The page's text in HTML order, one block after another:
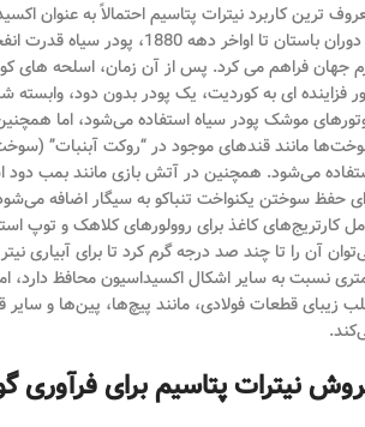
ترین کاربرد نیترات پتاسیم احتمالاً به عنوان
از دوران باستان تا اواخر دهه
جهان فراهم می کرد. پس از آن زمان، اسلحه های
فزاینده ای به کوردیت، یک پودر بدون دود، وابسته
موشک پودر سیاه استفاده می‌شود، اما
مانند قندهای موجود در “روکت آبنبات”
می‌شود. همچنین در آتش بازی مانند بمب
حفظ سوختن یکنواخت تنباکو به سیگار اضافه
کارتریج‌های کاغذ برای روولورهای کلاهک و توپ
آن را تا چند صد درجه گرم کرد تا برای آبیاری
نسبت به سایر اشکال اکسیداسیون محافظ دارد،
زیبای قطعات فولادی، مانند پیچ‌ها، پین‌ها و
نیترات پتاسیم برای